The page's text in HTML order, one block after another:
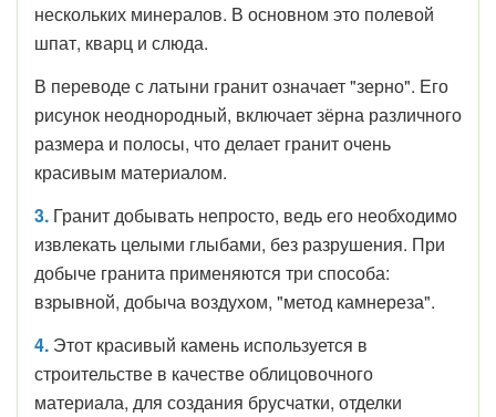
нескольких минералов. В основном это полевой
шпат, кварц и слюда.
В переводе с латыни гранит означает "зерно". Его
рисунок неоднородный, включает зёрна различного
размера и полосы, что делает гранит очень
красивым материалом.
3. Гранит добывать непросто, ведь его необходимо
извлекать целыми глыбами, без разрушения. При
добыче гранита применяются три способа:
взрывной, добыча воздухом, "метод камнереза".
4. Этот красивый камень используется в
строительстве в качестве облицовочного
материала, для создания брусчатки, отделки